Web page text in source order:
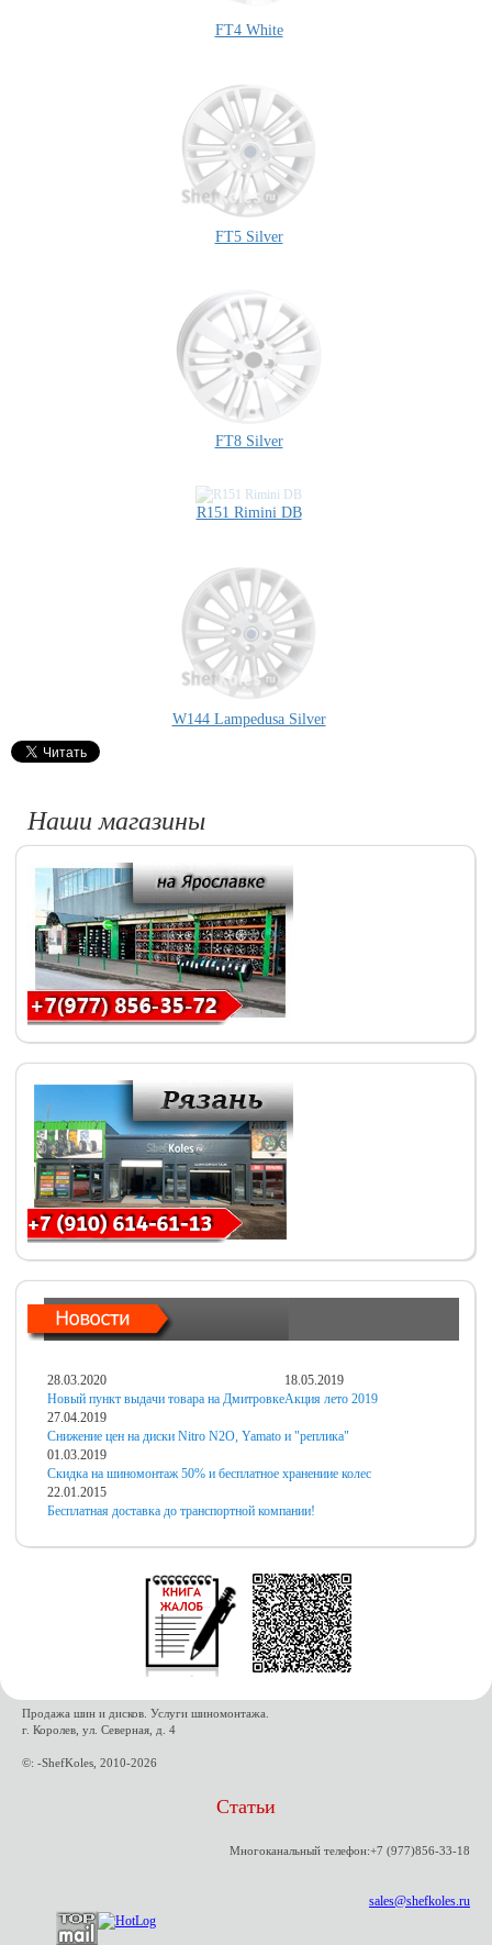
FT4 White
FT5 Silver
FT8 Silver
R151 Rimini DB
W144 Lampedusa Silver
Наши магазины
28.03.2020
Новый пункт выдачи товара на Дмитровке
18.05.2019
Акция лето 2019
27.04.2019
Снижение цен на диски Nitro N2O, Yamato и "реплика"
01.03.2019
Скидка на шиномонтаж 50% и бесплатное хранениие колес
22.01.2015
Бесплатная доставка до транспортной компании!
Продажа шин и дисков. Услуги шиномонтажа.
г. Королев, ул. Северная, д. 4
©: -ShefKoles, 2010-2026
Статьи
Многоканальный телефон:+7 (977)856-33-18
sales@shefkoles.ru